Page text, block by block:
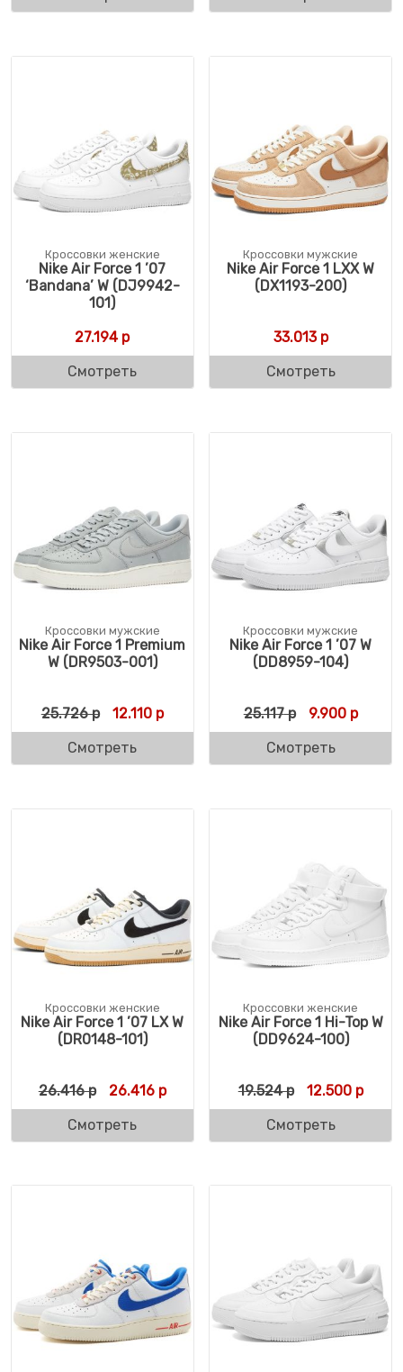
Кроссовки женские
Nike Air Force 1 ’07
‘Bandana’ W (DJ9942-
101)
27.194р
Смотреть
Кроссовки мужские
Nike Air Force 1 LXX W
(DX1193-200)
33.013р
Смотреть
Кроссовки мужские
Nike Air Force 1 Premium
W (DR9503-001)
25.726р Первоначальная цена составляла 25.726
12.110рТекущая цена: 12.110 р.
Смотреть
Кроссовки мужские
Nike Air Force 1 ’07 W
(DD8959-104)
25.117р 9.900р
Смотреть
Кроссовки женские
Nike Air Force 1 ’07 LX W
(DR0148-101)
26.416р Первоначальная цена составляла 26.416
26.416рТекущая цена: 26.416 р.
Смотреть
Кроссовки женские
Nike Air Force 1 Hi-Top W
(DD9624-100)
19.524р 12.500р
Смотреть